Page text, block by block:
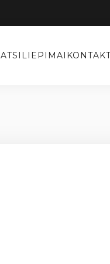
ATSILIEPIMAI